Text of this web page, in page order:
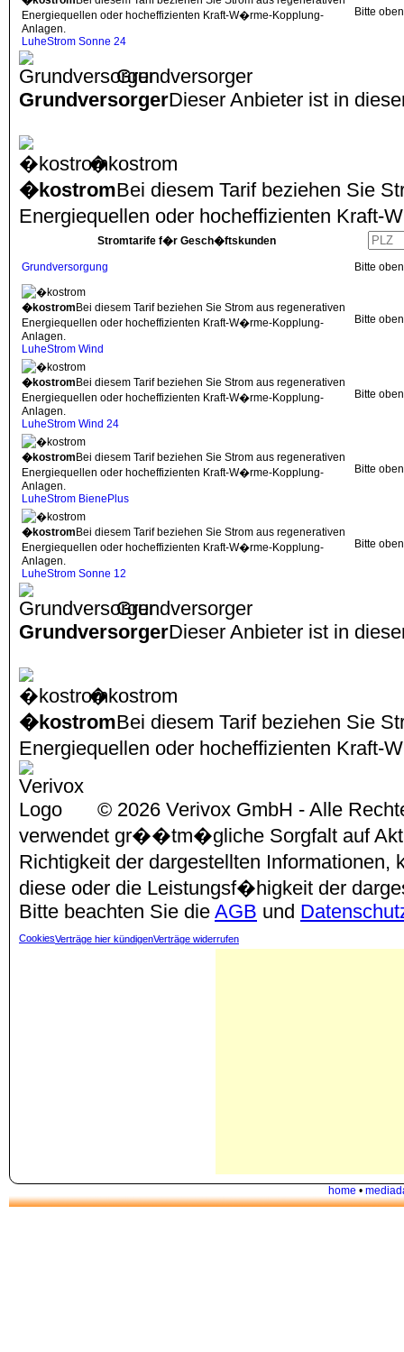
Energiequellen oder hocheffizienten Kraft-W�rme-Kopplung-
Anlagen.
LuheStrom Sonne 24
Bitte
Grundversorger
GrundversorgerDieser Anbieter ist in
�kostrom
�kostromBei diesem Tarif beziehen Sie
Energiequellen oder hocheffizienten Kraft-
Stromtarife f�r Gesch�ftskunden
Grundversorgung Bitte
�kostrom Bei diesem Tarif beziehen Sie Strom aus regenerativen
Energiequellen oder hocheffizienten Kraft-W�rme-Kopplung-
Anlagen.
LuheStrom Wind
Bitte
�kostrom Bei diesem Tarif beziehen Sie Strom aus regenerativen
Energiequellen oder hocheffizienten Kraft-W�rme-Kopplung-
Anlagen.
LuheStrom Wind 24
Bitte
�kostrom Bei diesem Tarif beziehen Sie Strom aus regenerativen
Energiequellen oder hocheffizienten Kraft-W�rme-Kopplung-
Anlagen.
LuheStrom BienePlus
Bitte
�kostrom Bei diesem Tarif beziehen Sie Strom aus regenerativen
Energiequellen oder hocheffizienten Kraft-W�rme-Kopplung-
Anlagen.
LuheStrom Sonne 12
Bitte
Grundversorger
GrundversorgerDieser Anbieter ist in
�kostrom
�kostromBei diesem Tarif beziehen Sie
Energiequellen oder hocheffizienten Kraft-
© 2026 Verivox GmbH - Alle
verwendet gr��tm�gliche Sorgfalt auf
Richtigkeit der dargestellten
diese oder die Leistungsf�higkeit der
Bitte beachten Sie die AGB und
CookiesVerträge hier kündigenVerträge widerrufen
home •